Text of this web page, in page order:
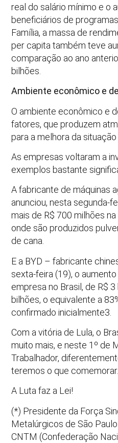
real do salário mínimo e o
beneficiários de
Família, a massa de
per capita também teve
comparação ao ano
bilhões.
Ambiente econômico e
O ambiente econômico e
fatores, que produzem
para a melhora da situação
As empresas voltaram a
exemplos bastante
A fabricante de máquinas
anunciou, nesta segunda-
mais de R$ 700 milhões
onde são produzidos
de cana.
E a BYD – fabricante
sexta-feira (19), o
empresa no Brasil, de R$
bilhões, o equivalente a
confirmado inicialmente3.
Com a vitória de Lula, o
muito mais, e neste 1º de
Trabalhador,
teremos o que comemorar.
A Luta faz a Lei!
(*) Presidente da Força
Metalúrgicos de São
CNTM (Confederação